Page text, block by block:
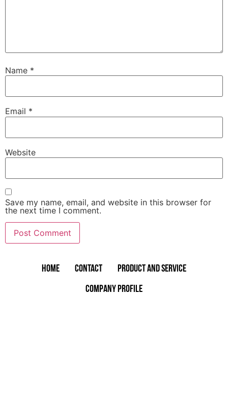
Name *
Email *
Website
Save my name, email, and website in this browser for
the next time I comment.
Home Contact
Product and Service
Company Profile